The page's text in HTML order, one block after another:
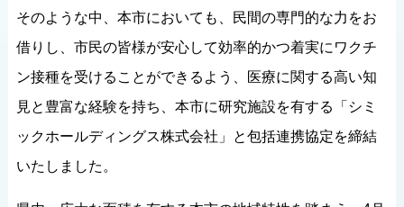
そのような中、本市においても、民間の専門的な力をお
借りし、市民の皆様が安心して効率的かつ着実にワクチ
ン接種を受けることができるよう、医療に関する高い知
見と豊富な経験を持ち、本市に研究施設を有する「シミ
ックホールディングス株式会社」と包括連携協定を締結
いたしました。